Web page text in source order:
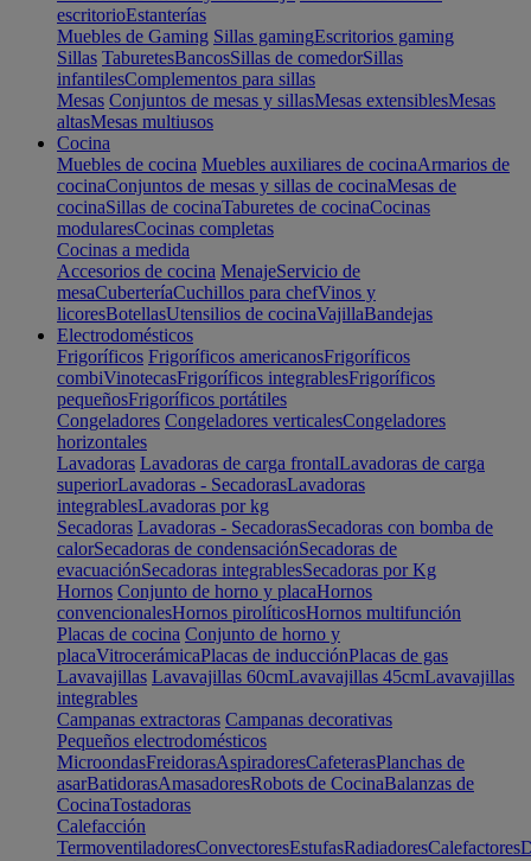
escritorioEstanterías
Muebles de Gaming Sillas gamingEscritorios gaming
Sillas TaburetesBancosSillas de comedorSillas
infantilesComplementos para sillas
Mesas Conjuntos de mesas y sillasMesas extensiblesMesas
altasMesas multiusos
Cocina
Muebles de cocina Muebles auxiliares de cocinaArmarios de
cocinaConjuntos de mesas y sillas de cocinaMesas de
cocinaSillas de cocinaTaburetes de cocinaCocinas
modularesCocinas completas
Cocinas a medida
Accesorios de cocina MenajeServicio de
mesaCuberteríaCuchillos para chefVinos y
licoresBotellasUtensilios de cocinaVajillaBandejas
Electrodomésticos
Frigoríficos Frigoríficos americanosFrigoríficos
combiVinotecasFrigoríficos integrablesFrigoríficos
pequeñosFrigoríficos portátiles
Congeladores Congeladores verticalesCongeladores
horizontales
Lavadoras Lavadoras de carga frontalLavadoras de carga
superiorLavadoras - SecadorasLavadoras
integrablesLavadoras por kg
Secadoras Lavadoras - SecadorasSecadoras con bomba de
calorSecadoras de condensaciónSecadoras de
evacuaciónSecadoras integrablesSecadoras por Kg
Hornos Conjunto de horno y placaHornos
convencionalesHornos pirolíticosHornos multifunción
Placas de cocina Conjunto de horno y
placaVitrocerámicaPlacas de inducciónPlacas de gas
Lavavajillas Lavavajillas 60cmLavavajillas 45cmLavavajillas
integrables
Campanas extractoras Campanas decorativas
Pequeños electrodomésticos
MicroondasFreidorasAspiradoresCafeterasPlanchas de
asarBatidorasAmasadoresRobots de CocinaBalanzas de
CocinaTostadoras
Calefacción
TermoventiladoresConvectoresEstufasRadiadoresCalefactores